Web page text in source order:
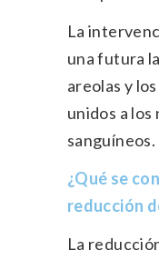
La
una futura
areolas y
unidos a los
sanguíneos.
¿Qué se
reducción
La